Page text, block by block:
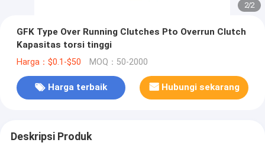
2/2
GFK Type Over Running Clutches Pto Overrun Clutch
Kapasitas torsi tinggi
Harga：$0.1-$50 MOQ：50-2000
Harga terbaik Hubungi sekarang
Deskripsi Produk